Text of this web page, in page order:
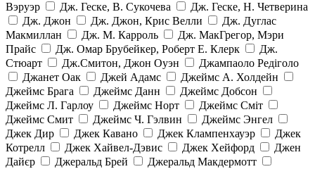
Вэруэр
Дж. Геске, В. Сукочева
Дж. Геске, Н. Четверина
Дж. Джон
Дж. Джон, Крис Велли
Дж. Дуглас
Макмиллан
Дж. М. Карроль
Дж. МакГрегор, Мэри
Прайс
Дж. Омар Брубейкер, Роберт Е. Клерк
Дж.
Стюарт
Дж.Смитон, Джон Оуэн
Джампаоло Редіголо
Джанет Оак
Джей Адамс
Джеймс А. Холдейн
Джеймс Брага
Джеймс Данн
Джеймс Добсон
Джеймс Л. Гарлоу
Джеймс Норт
Джеймс Сміт
Джеймс Смит
Джеймс Ч. Гэлвин
Джеймс Энгел
Джек Дир
Джек Кавано Джек Клампенхауэр
Джек
Котрелл
Джек Хайвел-Дэвис Джек Хейфорд
Джен
Дайєр
Джеральд Брей
Джеральд Макдермотт